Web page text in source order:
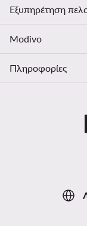
Εξυπηρέτηση
Modivo
Πληροφορίες